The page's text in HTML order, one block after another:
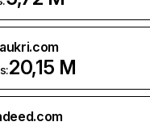
20,15 M